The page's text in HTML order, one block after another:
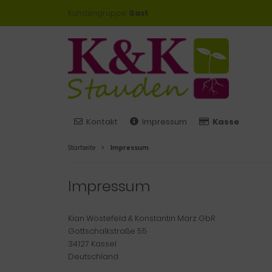
Kundengruppe: Gast
Kontakt Impressum Kasse
Startseite Impressum
Impressum
Kian Wöstefeld & Konstantin März GbR
Gottschalkstraße 55
34127 Kassel
Deutschland